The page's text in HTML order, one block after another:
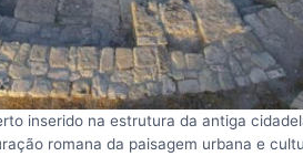
inserido na estrutura da antiga
romana da paisagem urbana e